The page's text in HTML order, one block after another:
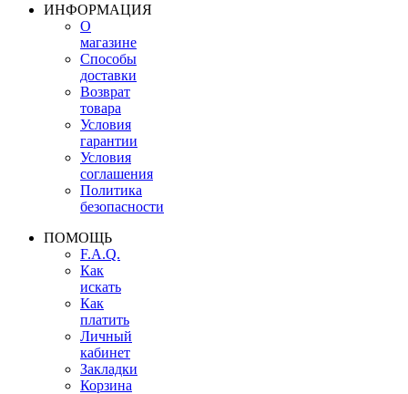
ИНФОРМАЦИЯ
О
магазине
Способы
доставки
Возврат
товара
Условия
гарантии
Условия
соглашения
Политика
безопасности
ПОМОЩЬ
F.A.Q.
Как
искать
Как
платить
Личный
кабинет
Закладки
Корзина